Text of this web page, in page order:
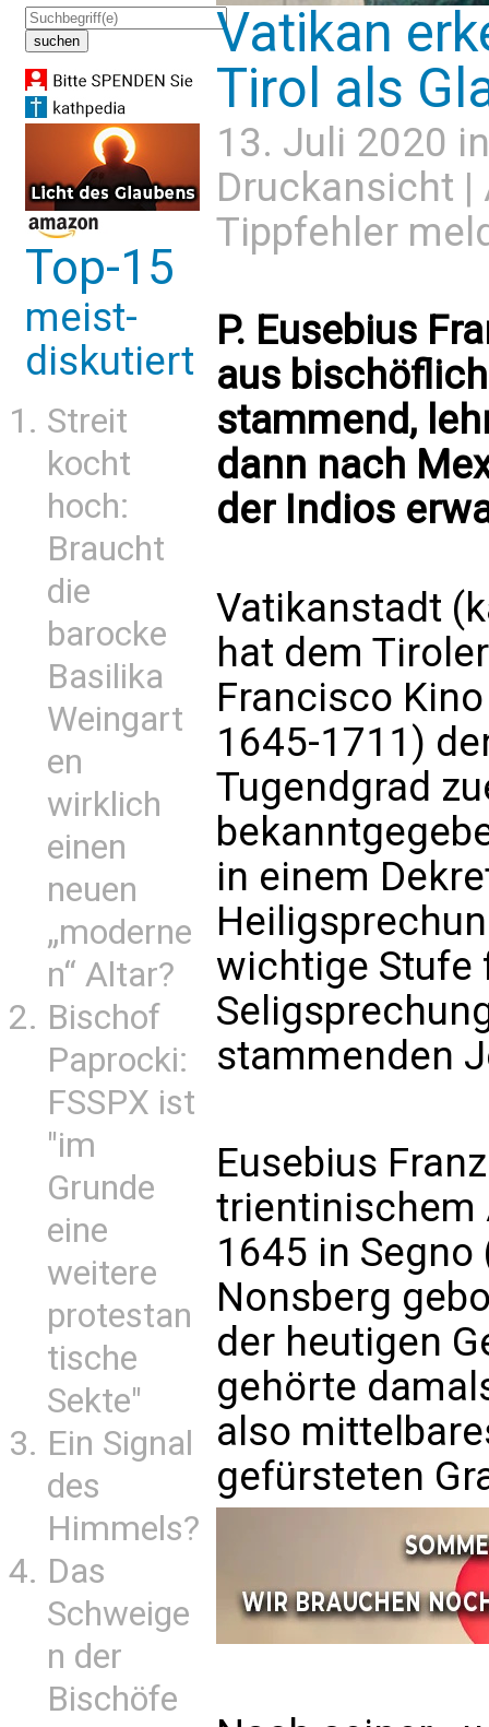
Top-15
meist-
diskutiert
Streit
kocht
hoch:
Braucht
die
barocke
Basilika
Weingart
en
wirklich
einen
neuen
„moderne
n“ Altar?
Bischof
Paprocki:
FSSPX ist
"im
Grunde
eine
weitere
protestan
tische
Sekte"
Ein Signal
des
Himmels?
Das
Schweige
n der
Bischöfe
Vatikan
Tirol als
13. Juli 2020
Druckansicht |
Tippfehler
P. Eusebius
aus
stammend,
dann nach
der Indios
Vatikanstadt
hat dem
Francisco
1645-1711)
Tugendgrad
in einem
wichtige Stufe
stammenden
Eusebius
trientinischem
1645 in Segno
Nonsberg
der heutigen
gehörte
also
gefürsteten